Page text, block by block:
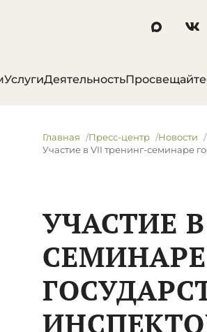
УслугиДеятельность
Главная Пресс-центр
Новости
Участие в VII тренинг-семинаре
УЧАСТИЕ
СЕМИНАРЕ